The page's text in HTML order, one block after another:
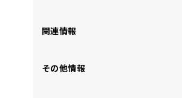
関連情報
その他情報